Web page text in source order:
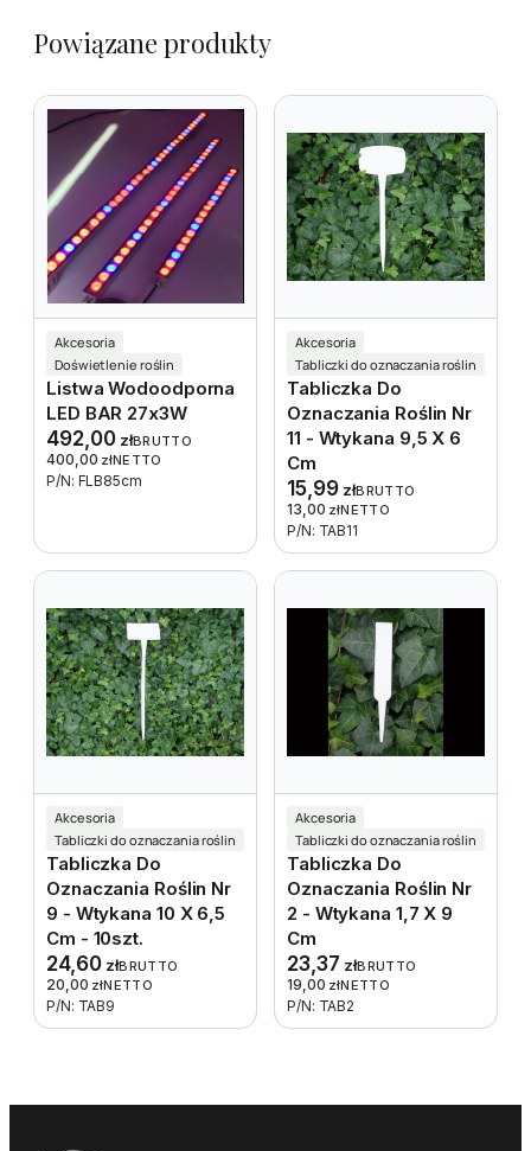
Powiązane produkty
Akcesoria
Doświetlenie roślin
Listwa Wodoodporna
LED BAR 27x3W
492,00 złBRUTTO
400,00 złNETTO
P/N: FLB85cm
Akcesoria
Tabliczki do oznaczania roślin
Tabliczka Do
Oznaczania Roślin Nr
11 - Wtykana 9,5 X 6
Cm
15,99 złBRUTTO
13,00 złNETTO
P/N: TAB11
Akcesoria
Tabliczki do oznaczania roślin
Tabliczka Do
Oznaczania Roślin Nr
9 - Wtykana 10 X 6,5
Cm - 10szt.
24,60 złBRUTTO
20,00 złNETTO
P/N: TAB9
Akcesoria
Tabliczki do oznaczania roślin
Tabliczka Do
Oznaczania Roślin Nr
2 - Wtykana 1,7 X 9
Cm
23,37 złBRUTTO
19,00 złNETTO
P/N: TAB2